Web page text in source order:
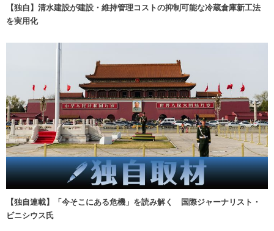
【独自】清水建設が建設・維持管理コストの抑制可能な冷蔵倉庫新工法
を実用化
【独自連載】「今そこにある危機」を読み解く 国際ジャーナリスト・
ビニシウス氏